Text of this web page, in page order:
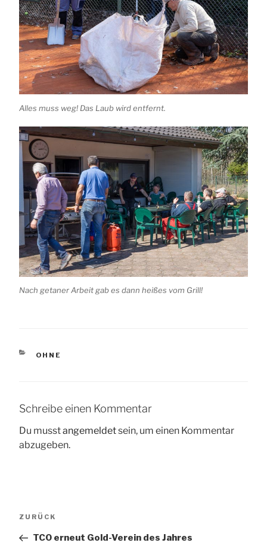
Alles muss weg! Das Laub wird entfernt.
Nach getaner Arbeit gab es dann heißes vom Grill!
KATEGORIEN
OHNE
Schreibe einen Kommentar
Du musstangemeldetsein, um einen Kommentar
abzugeben.
Vorheriger
ZURÜCK
TCO erneut Gold-Verein des Jahres